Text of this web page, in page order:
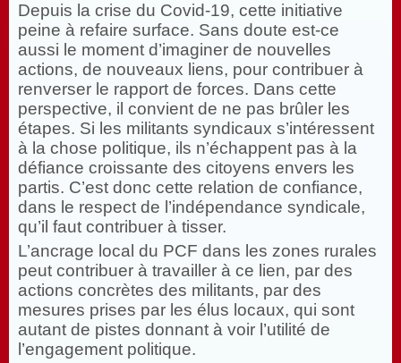
Depuis la crise du Covid-19, cette initiative
peine à refaire surface. Sans doute est-ce
aussi le moment d’imaginer de nouvelles
actions, de nouveaux liens, pour contribuer à
renverser le rapport de forces. Dans cette
perspective, il convient de ne pas brûler les
étapes. Si les militants syndicaux s’intéressent
à la chose politique, ils n’échappent pas à la
défiance croissante des citoyens envers les
partis. C’est donc cette relation de confiance,
dans le respect de l’indépendance syndicale,
qu’il faut contribuer à tisser.
L’ancrage local du PCF dans les zones rurales
peut contribuer à travailler à ce lien, par des
actions concrètes des militants, par des
mesures prises par les élus locaux, qui sont
autant de pistes donnant à voir l’utilité de
l’engagement politique.